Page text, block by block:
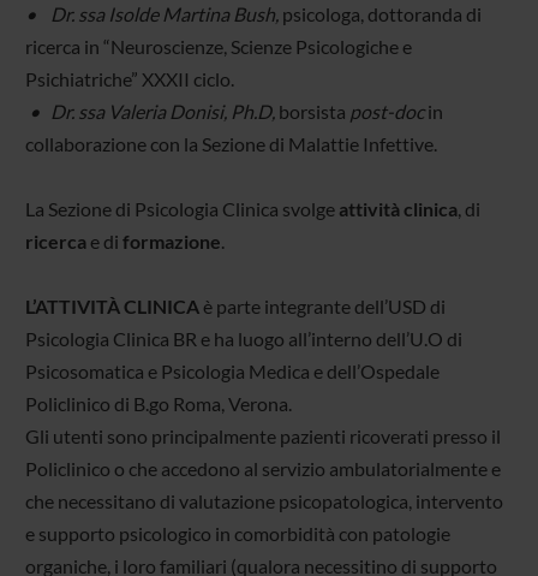
• Dr. ssa Isolde Martina Bush, psicologa, dottoranda di
ricerca in “Neuroscienze, Scienze Psicologiche e
Psichiatriche” XXXII ciclo.
• Dr. ssa Valeria Donisi, Ph.D, borsista post-docin
collaborazione con la Sezione di Malattie Infettive.
La Sezione di Psicologia Clinica svolge attività clinica, di
ricercae di formazione.
L’ATTIVITÀ CLINICAè parte integrante dell’USD di
Psicologia Clinica BR e ha luogo all’interno dell’U.O di
Psicosomatica e Psicologia Medica e dell’Ospedale
Policlinico di B.go Roma, Verona.
Gli utenti sono principalmente pazienti ricoverati presso il
Policlinico o che accedono al servizio ambulatorialmente e
che necessitano di valutazione psicopatologica, intervento
e supporto psicologico in comorbidità con patologie
organiche, i loro familiari (qualora necessitino di supporto